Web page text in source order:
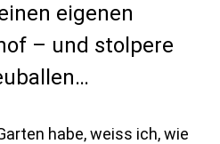
eigenen
– und stolpere
habe, weiss ich, wie